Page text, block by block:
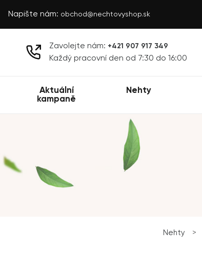
Napište nám: obchod@nechtovyshop.sk
Zavolejte nám: +421 907 917 349
Každý pracovní den od 7:30 do 16:00
Aktuální
kampaně
Nehty
Nehty >